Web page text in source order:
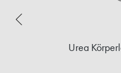
Urea